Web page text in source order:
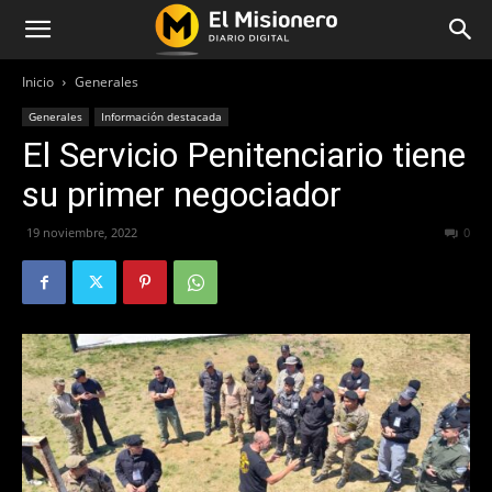
Inicio Generales
Generales Información destacada
El Servicio Penitenciario tiene
su primer negociador
19 noviembre, 2022 0